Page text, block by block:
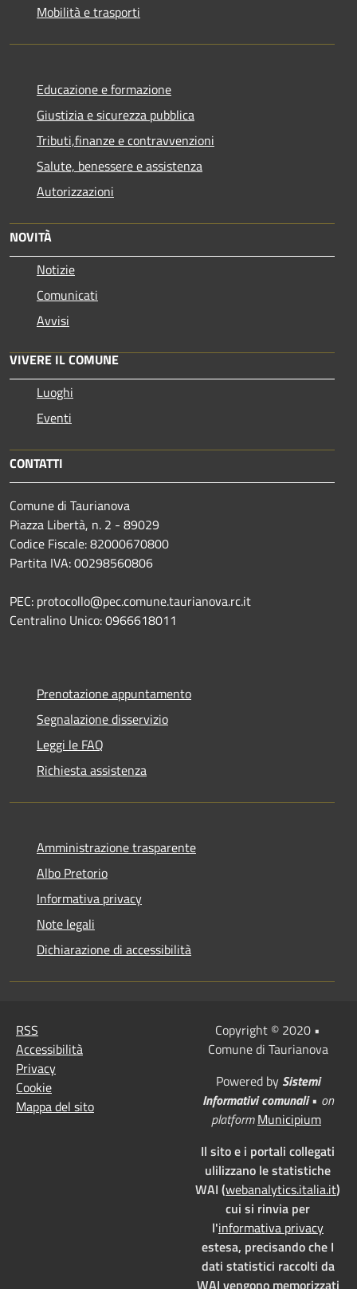
Mobilità e trasporti
Educazione e formazione
Giustizia e sicurezza pubblica
Tributi,finanze e contravvenzioni
Salute, benessere e assistenza
Autorizzazioni
NOVITÀ
Notizie
Comunicati
Avvisi
VIVERE IL COMUNE
Luoghi
Eventi
CONTATTI
Comune di Taurianova
Piazza Libertà, n. 2 - 89029
Codice Fiscale: 82000670800
Partita IVA: 00298560806
PEC: protocollo@pec.comune.taurianova.rc.it
Centralino Unico: 0966618011
Prenotazione appuntamento
Segnalazione disservizio
Leggi le FAQ
Richiesta assistenza
Amministrazione trasparente
Albo Pretorio
Informativa privacy
Note legali
Dichiarazione di accessibilità
RSS
Accessibilità
Privacy
Cookie
Mappa del sito
Copyright © 2020 •
Comune di Taurianova
Powered by Sistemi
Informativi comunali• on
platform Municipium
Il sito e i portali collegati
ulilizzano le statistiche
WAI (webanalytics.italia.it)
cui si rinvia per
l'informativa privacy
estesa, precisando che I
dati statistici raccolti da
WAI vengono memorizzati